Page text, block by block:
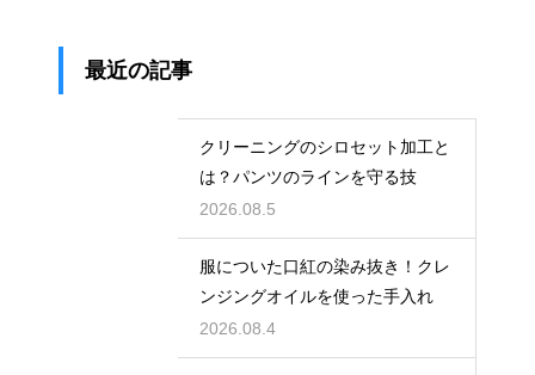
最近の記事
クリーニングのシロセット加工と
は？パンツのラインを守る技
2026.08.5
服についた口紅の染み抜き！クレ
ンジングオイルを使った手入れ
2026.08.4